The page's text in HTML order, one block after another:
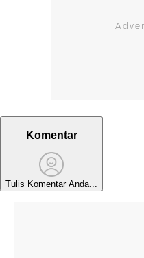
Komentar
Tulis Komentar Anda...